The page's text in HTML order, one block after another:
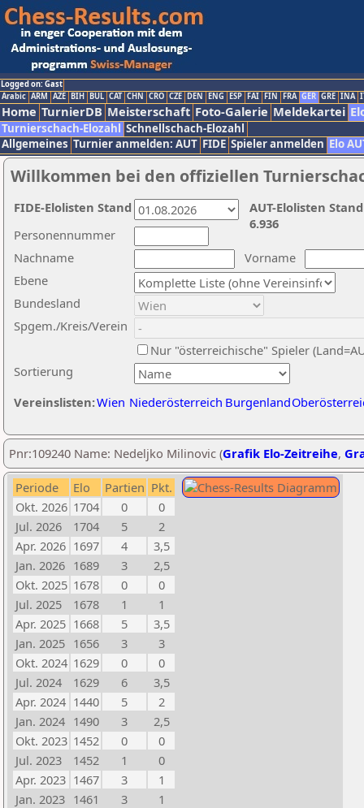
Logged on: Gast
Arabic ARM AZE BIH BUL CAT CHN CRO CZE DEN ENG ESP FAI FIN FRA GER GRE INA
Home TurnierDB Meisterschaft Foto-Galerie Meldekartei
Turnierschach-Elozahl Schnellschach-Elozahl
Allgemeines Turnier anmelden: AUT FIDE Spieler anmelden Elo
Willkommen bei den offiziellen
Nachname
Vorname
Ebene
Sortierung
Personennummer
Bundesland
Spgem./Kreis/Verein
Nur "österreichische" Spieler
Vereinslisten:Wien Niederösterreich Burgenland
AUT-Elolisten
6.936
FIDE-Elolisten Stand
Pnr:109240 Name: Nedeljko Milinovic (Grafik Elo-Zeitreihe,
Periode Elo Partien Pkt.
Okt. 2026 1704 0
0
Jul. 2026
1704 5
2
Apr. 2026 1697 4
3,5
Jan. 2026 1689 3
2,5
Okt. 2025 1678 0
0
Jul. 2025
1678 1
1
Apr. 2025 1668 5
3,5
Jan. 2025 1656 3
3
Okt. 2024 1629 0
0
Jul. 2024
1629 6
3,5
Apr. 2024 1440 5
2
Jan. 2024 1490 3
2,5
Okt. 2023 1452 0
0
Jul. 2023
1452 1
0
Apr. 2023 1467 3
1
Jan. 2023 1461 3
1